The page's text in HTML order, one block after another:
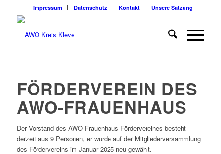
Impressum Datenschutz Kontakt Unsere Satzung
FÖRDERVEREIN DES
AWO-FRAUENHAUS
Der Vorstand des AWO Frauenhaus Fördervereines besteht
derzeit aus 9 Personen, er wurde auf der Mitgliederversammlung
des Fördervereins im Januar 2025 neu gewählt.